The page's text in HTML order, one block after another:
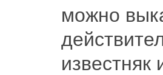
можно